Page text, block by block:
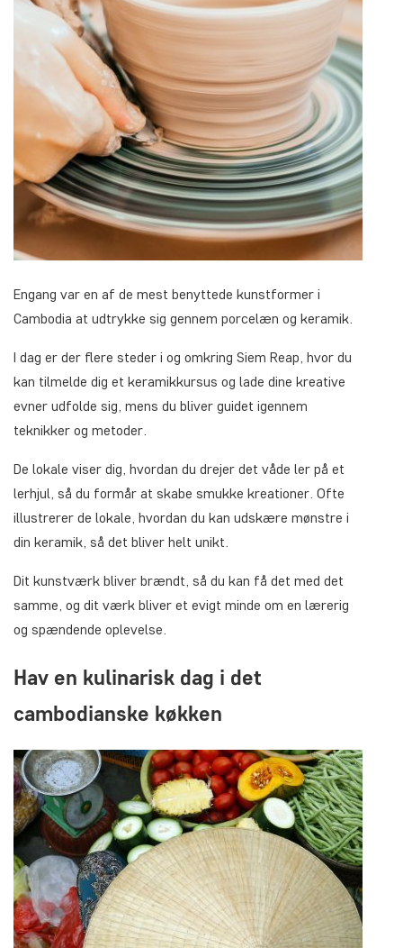
Engang var en af de mest benyttede kunstformer i
Cambodia at udtrykke sig gennem porcelæn og keramik.
I dag er der flere steder i og omkring Siem Reap, hvor du
kan tilmelde dig et keramikkursus og lade dine kreative
evner udfolde sig, mens du bliver guidet igennem
teknikker og metoder.
De lokale viser dig, hvordan du drejer det våde ler på et
lerhjul, så du formår at skabe smukke kreationer. Ofte
illustrerer de lokale, hvordan du kan udskære mønstre i
din keramik, så det bliver helt unikt.
Dit kunstværk bliver brændt, så du kan få det med det
samme, og dit værk bliver et evigt minde om en lærerig
og spændende oplevelse.
Hav en kulinarisk dag i det
cambodianske køkken